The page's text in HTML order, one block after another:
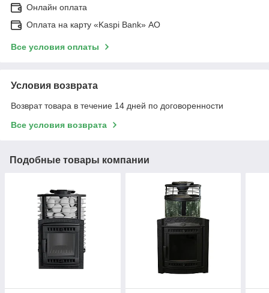
Онлайн оплата
Оплата на карту «Kaspi Bank» АО
Все условия оплаты
Условия возврата
Возврат товара в течение 14 дней по договоренности
Все условия возврата
Подобные товары компании